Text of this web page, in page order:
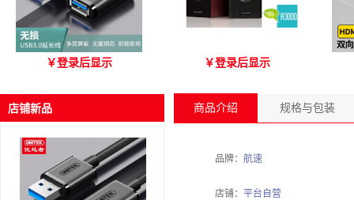
优越者Y-C479国标无氧铜
￥登录后显示 爱琴海 A3000 木质音箱
￥登录后显示
店铺新品 商品介绍 规格与包装
品牌： 航速
店铺： 平台自营